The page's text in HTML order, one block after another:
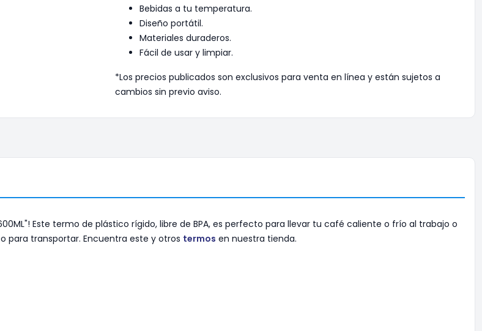
Bebidas a tu temperatura.
Diseño portátil.
Materiales duraderos.
Fácil de usar y limpiar.
*Los precios publicados son exclusivos para venta en línea y están sujetos a
cambios sin previo aviso.
600ML"! Este termo de plástico rígido, libre de BPA, es perfecto para llevar tu café caliente o frío al trabajo o
para transportar. Encuentra este y otros termos en nuestra tienda.